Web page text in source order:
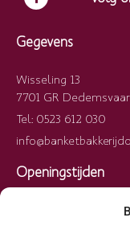
Gegevens
Wisseling 13
7701 GR
Tel: 0523 612 030
Openingstijden